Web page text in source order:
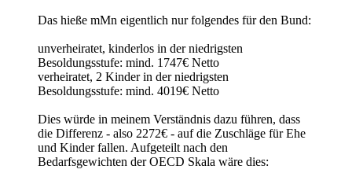
Das hieße mMn eigentlich nur folgendes für den Bund:
unverheiratet, kinderlos in der niedrigsten
Besoldungsstufe: mind. 1747€ Netto
verheiratet, 2 Kinder in der niedrigsten
Besoldungsstufe: mind. 4019€ Netto
Dies würde in meinem Verständnis dazu führen, dass
die Differenz - also 2272€ - auf die Zuschläge für Ehe
und Kinder fallen. Aufgeteilt nach den
Bedarfsgewichten der OECD Skala wäre dies: